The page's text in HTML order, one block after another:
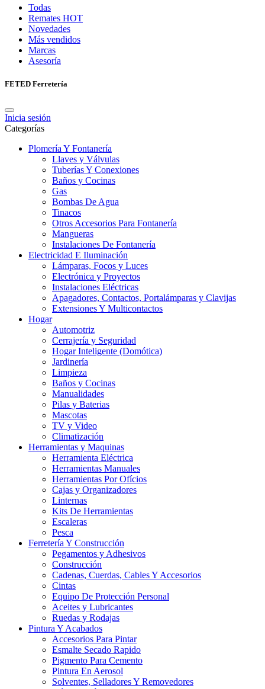
Todas
Remates HOT
Novedades
Más vendidos
Marcas
Asesoría
FETED Ferretería
Inicia sesión
Categorías
Plomería Y Fontanería
Llaves y Válvulas
Tuberías Y Conexiones
Baños y Cocinas
Gas
Bombas De Agua
Tinacos
Otros Accesorios Para Fontanería
Mangueras
Instalaciones De Fontanería
Electricidad E Iluminación
Lámparas, Focos y Luces
Electrónica y Proyectos
Instalaciones Eléctricas
Apagadores, Contactos, Portalámparas y Clavijas
Extensiones Y Multicontactos
Hogar
Automotriz
Cerrajería y Seguridad
Hogar Inteligente (Domótica)
Jardinería
Limpieza
Baños y Cocinas
Manualidades
Pilas y Baterias
Mascotas
TV y Video
Climatización
Herramientas y Maquinas
Herramienta Eléctrica
Herramientas Manuales
Herramientas Por Ofícios
Cajas y Organizadores
Linternas
Kits De Herramientas
Escaleras
Pesca
Ferretería Y Construcción
Pegamentos y Adhesivos
Construcción
Cadenas, Cuerdas, Cables Y Accesorios
Cintas
Equipo De Protección Personal
Aceites y Lubricantes
Ruedas y Rodajas
Pintura Y Acabados
Accesorios Para Pintar
Esmalte Secado Rapido
Pigmento Para Cemento
Pintura En Aerosol
Solventes, Selladores Y Removedores